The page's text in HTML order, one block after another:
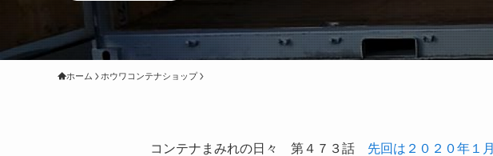
ホーム ホウワコンテナショップ
コンテナまみれの日々 第４７３話 先回は２０２０年１月